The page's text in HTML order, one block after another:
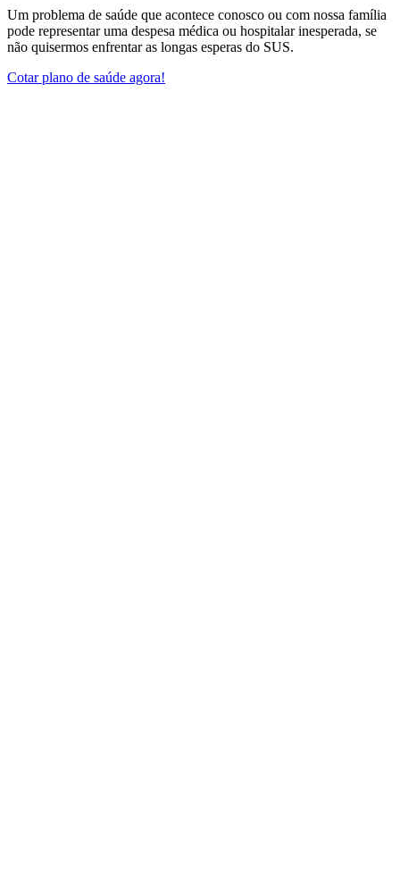
Um problema de saúde que acontece conosco ou com nossa família
pode representar uma despesa médica ou hospitalar inesperada, se
não quisermos enfrentar as longas esperas do SUS.
Cotar plano de saúde agora!